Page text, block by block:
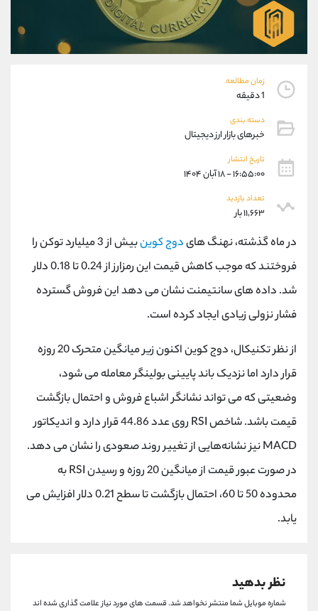
زمان مطالعه
1 دقیقه
دسته بندی
خبرهای بازار ارز دیجیتال
تاریخ انتشار
۱۶:۵۵:۰۰ - ۱۸ آبان ۱۴۰۴
تعداد بازدید
۱۱,۶۶۳ بار
در ماه گذشته، نهنگ هایدوج کوین
بیش از 3 میلیارد توکن را
فروختند که موجب کاهش قیمت این رمزارز از 0.24 تا 0.18 دلار
شد. داده های سانتیمنت نشان می دهد این فروش گسترده
فشار نزولی زیادی ایجاد کرده است.
از نظر تکنیکال، دوج کوین اکنون زیر میانگین متحرک 20 روزه
قرار دارد اما نزدیک باند پایینی بولینگر معامله می شود،
وضعیتی که می تواند نشانگر اشباع فروش و احتمال بازگشت
قیمت باشد. شاخص RSI روی عدد 44.86 قرار دارد و اندیکاتور
MACD نیز نشانه‌هایی از تغییر روند صعودی را نشان می دهد.
در صورت عبور قیمت از میانگین 20 روزه و رسیدن RSI به
محدوده 50 تا 60، احتمال بازگشت تا سطح 0.21 دلار افزایش می
یابد.
نظر بدهید
شماره موبایل شما منتشر نخواهد شد.قسمت های مورد نیاز علامت گذاری شده اند
واتساپ
تلگرام @Armteam_admin_33
داخلی 118
پشتیبان فروش
واتساپ
داخلی
اطلاعات تماس
021-22021030
تلفن 021-22021040
بدون پیش شماره 90001030
اینستاگرام @alireza.mehrabii
کانال بله